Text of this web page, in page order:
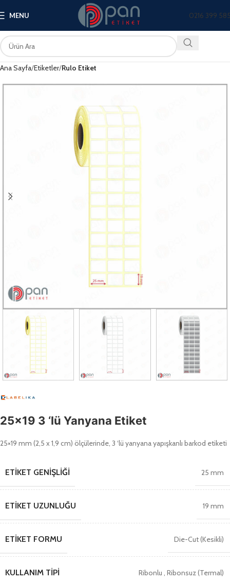
MENU 0216 399
Ana Sayfa Etiketler Rulo Etiket
25×19 3 ‘lü Yanyana Etiket
25×19 mm (2,5 x 1,9 cm) ölçülerinde, 3 ‘lü yanyana yapışkanlı barkod etiketi
ETIKET GENIŞLIĞI 25 mm
ETIKET UZUNLUĞU 19 mm
ETIKET FORMU Die-Cut (Kesikli)
KULLANIM TIPI Ribonlu Ribonsuz (Termal)